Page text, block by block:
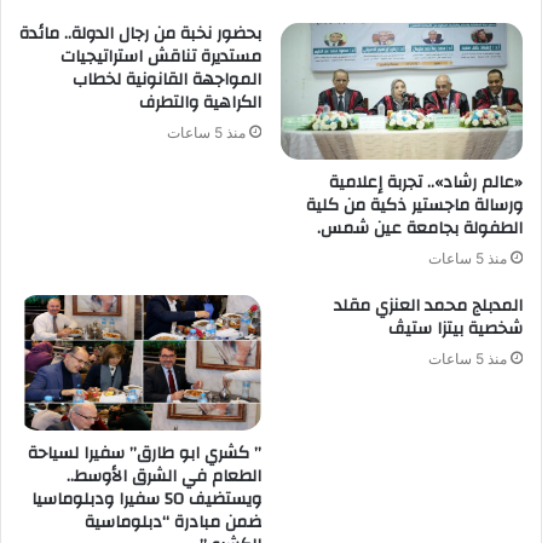
«عالم رشاد».. تجربة إعلامية
ورسالة ماجستير ذكية من كلية
الطفولة بجامعة عين شمس.
منذ 5 ساعات
بحضور نخبة من رجال الدولة.. مائدة
مستديرة تناقش استراتيجيات
المواجهة القانونية لخطاب
الكراهية والتطرف
منذ 5 ساعات
المدبلج محمد العنزي مقلد
شخصية بيتزا ستيڤ
منذ 5 ساعات
” كشري ابو طارق” سفيرا لسياحة
الطعام في الشرق الأوسط..
ويستضيف 50 سفيرا ودبلوماسيا
ضمن مبادرة “دبلوماسية